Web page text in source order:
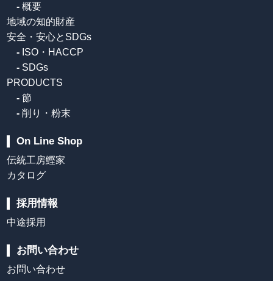
- 概要
地域の知的財産
安全・安心とSDGs
- ISO・HACCP
- SDGs
PRODUCTS
- 節
- 削り・粉末
On Line Shop
伝統工房鰹家
カタログ
採用情報
中途採用
お問い合わせ
お問い合わせ